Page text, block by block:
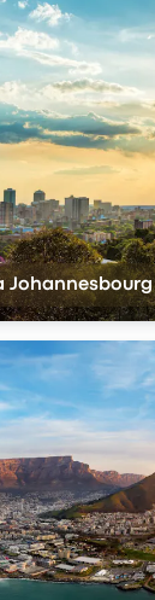
Johannesbourg